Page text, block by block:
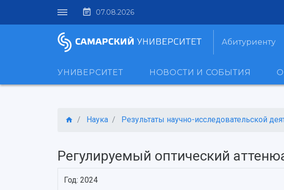
07.08.2026
Абитуриенту
УНИВЕРСИТЕТ НОВОСТИ И СОБЫТИЯ
Наука Результаты научно-исследовательской
Регулируемый оптический
Год: 2024